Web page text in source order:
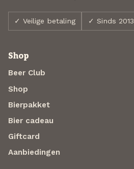
✓ Veilige betaling ✓ Sinds 2013
Shop
Beer Club
Shop
Bierpakket
Bier cadeau
Giftcard
Aanbiedingen